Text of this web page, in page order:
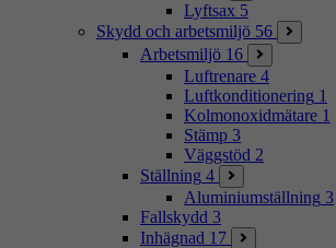
Lyftsax 5
Skydd och arbetsmiljö 56
Arbetsmiljö 16
Luftrenare 4
Luftkonditionering 1
Kolmonoxidmätare 1
Stämp 3
Väggstöd 2
Ställning 4
Aluminiumställning 3
Fallskydd 3
Inhägnad 17